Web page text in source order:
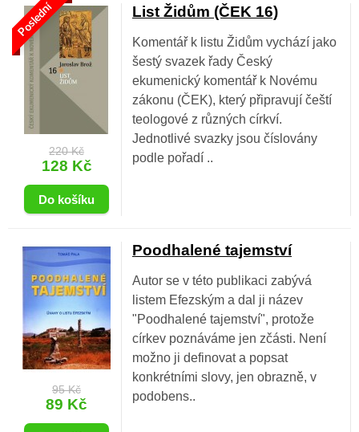
Poslední
220 Kč
128 Kč
List Židům (ČEK 16)
Komentář k listu Židům vychází jako
šestý svazek řady Český
ekumenický komentář k Novému
zákonu (ČEK), který připravují čeští
teologové z různých církví.
Jednotlivé svazky jsou číslovány
podle pořadí ..
95 Kč
89 Kč
Poodhalené tajemství
Autor se v této publikaci zabývá
listem Efezským a dal ji název
"Poodhalené tajemství", protože
církev poznáváme jen zčásti. Není
možno ji definovat a popsat
konkrétními slovy, jen obrazně, v
podobens..